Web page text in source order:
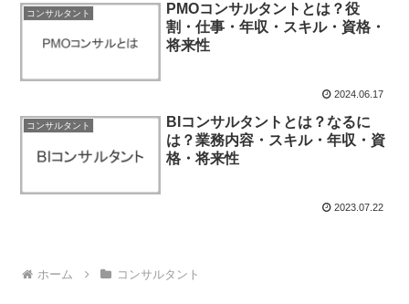
コンサルタント
PMOコンサルタントとは？役
割・仕事・年収・スキル・資格・
将来性
2024.06.17
コンサルタント
BIコンサルタントとは？なるに
は？業務内容・スキル・年収・資
格・将来性
2023.07.22
ホーム コンサルタント